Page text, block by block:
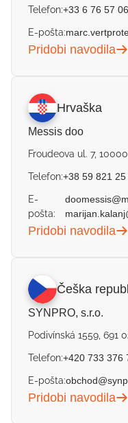
Telefon:+33 6 76 57
E-pošta:
Pridobi navodila
Hrvaška
Messis doo
Froudeova ul. 7,
Telefon:+38 59 821 25
E-
pošta:
Pridobi navodila
Češka
SYNPRO, s.r.o.
Podivínská 1559, 691
Telefon:+420 733 376
E-pošta:
Pridobi navodila